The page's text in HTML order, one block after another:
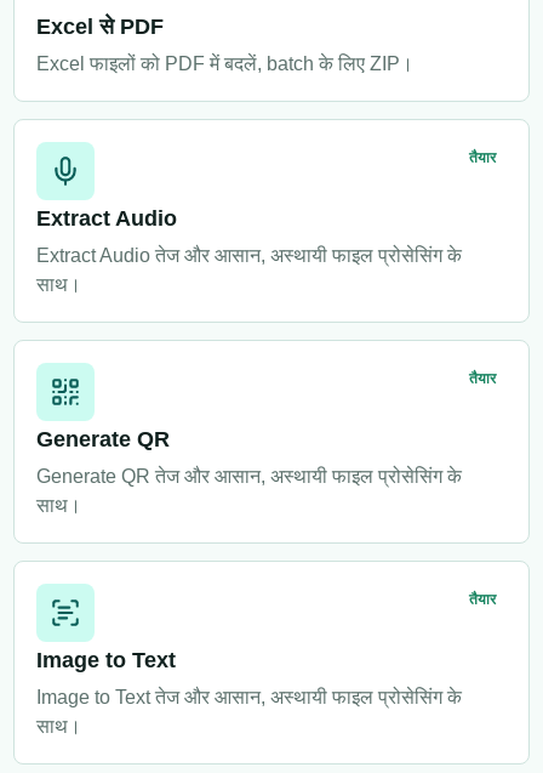
Excel से PDF
Excel फाइलों को PDF में बदलें, batch के लिए ZIP।
तैयार
Extract Audio
Extract Audio तेज और आसान, अस्थायी फाइल प्रोसेसिंग के
साथ।
तैयार
Generate QR
Generate QR तेज और आसान, अस्थायी फाइल प्रोसेसिंग के
साथ।
तैयार
Image to Text
Image to Text तेज और आसान, अस्थायी फाइल प्रोसेसिंग के
साथ।